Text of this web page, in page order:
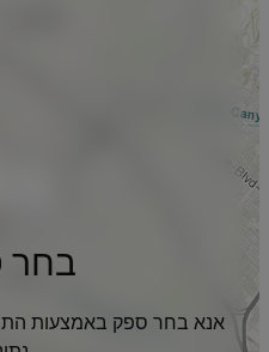
בחר
אנא בחר ספק באמצעות